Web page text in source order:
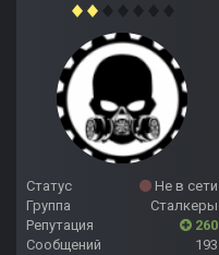
Статус
Не в сети
Группа
Сталкеры
Репутация
260
Сообщений
193